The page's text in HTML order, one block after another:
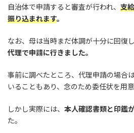
自治体で申請すると審査が行われ、 支
振り込まれます。
なお、母は当時まだ体調が十分に回復
代理で申請に行きました。
事前に調べたところ、代理申請の場合
いることもあり、念のため委任状を用
しかし実際には、 本人確認書類と印鑑
た。